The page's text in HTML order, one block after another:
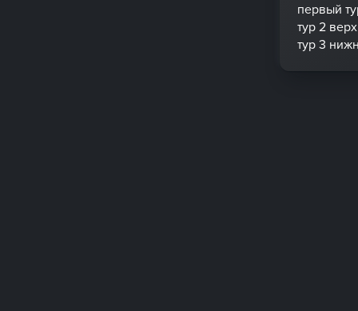
первый
тур 2
тур 3